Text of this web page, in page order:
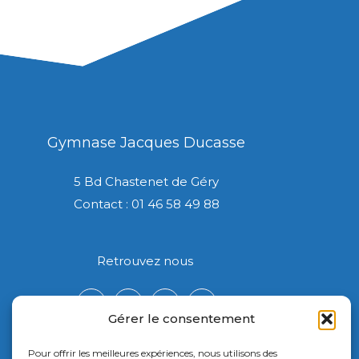
Gérer le consentement
Pour offrir les meilleures expériences, nous utilisons des
Gymnase Jacques Ducasse
5 Bd Chastenet de Géry
Contact : 01 46 58 49 88
Retrouvez nous